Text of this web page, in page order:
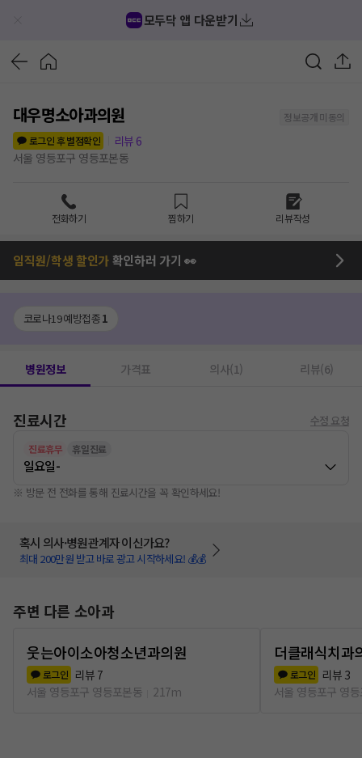
모두닥 앱 다운받기
대우명소아과의원
정보공개 미동의
로그인 후 별점확인
리뷰 6
서울 영등포구 영등포본동
전화하기 찜하기 리뷰작성
임직원/학생 할인가확인하러 가기 👀
코로나19 예방접종1
병원정보 가격표 의사(1) 리뷰(6)
진료시간 수정 요청
진료휴무 휴일진료
일요일-
※ 방문 전 전화를 통해 진료시간을 꼭 확인하세요!
혹시 의사·병원관계자 이신가요?
최대 200만원 받고 바로 광고 시작하세요! 💰💰
주변 다른 소아과
웃는아이소아청소년과의원
로그인 리뷰 7
서울 영등포구 영등포본동
217m
더클래식치과
로그인 리뷰 3
서울 영등포구 영